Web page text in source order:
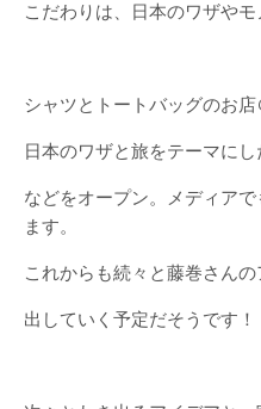
こだわりは、日本のワザやモ
シャツとトートバッグのお
日本のワザと旅をテーマに
などをオープン。メディア
ます。
これからも続々と藤巻さん
出していく予定だそうです！